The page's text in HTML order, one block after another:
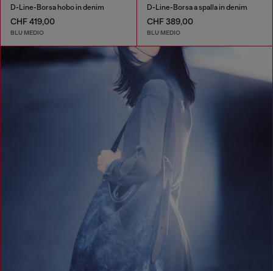
D-Line-Borsa hobo in denim
CHF 419,00
BLU MEDIO
D-Line-Borsa a spalla in denim
CHF 389,00
BLU MEDIO